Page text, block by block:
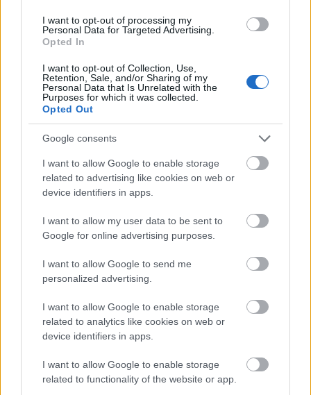
I want to opt-out of processing my
Personal Data for Targeted Advertising.
Opted In
I want to opt-out of Collection, Use,
Retention, Sale, and/or Sharing of my
Personal Data that Is Unrelated with the
Purposes for which it was collected.
Opted Out
Google consents
I want to allow Google to enable storage
related to advertising like cookies on web or
device identifiers in apps.
I want to allow my user data to be sent to
Google for online advertising purposes.
I want to allow Google to send me
personalized advertising.
I want to allow Google to enable storage
related to analytics like cookies on web or
device identifiers in apps.
I want to allow Google to enable storage
related to functionality of the website or app.
megrendelések másfél órán belül
választhatunk az átvételre. Balatonon
jelentősen bővült a jelenlét, miközben
szóban is leadhatjuk a rendelésünket.
Tavaly 27 százalékkal növelte rendeléseinek
számát az élelmiszer áruház, miközben
árbevétele mintegy 25 százalékkal
emelkedett. A társaság az automatizált
logisztikai fejlesztések, a
intelligenciára épülő szolgáltatások
és a
földrajzi terjeszkedés révén idén is hasonló
Kifli.humai eseményén Szabó Dániel